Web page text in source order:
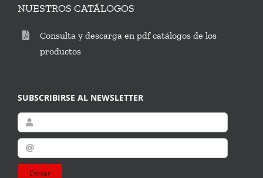
NUESTROS CATÁLOGOS
Consulta y descarga en pdf catálogos de los
productos
SUBSCRIBIRSE AL NEWSLETTER
Enviar